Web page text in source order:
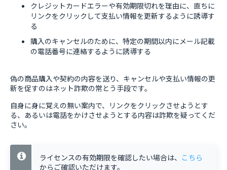
クレジットカードエラーや有効期限切れを理由に、直ちに
リンクをクリックして支払い情報を更新するように誘導す
る
購入のキャンセルのために、特定の期間以内にメール記載
の電話番号に連絡するように誘導する
偽の商品購入や契約の内容を送り、キャンセルや支払い情報の更
新を促すのはネット詐欺の常とう手段です。
自身に身に覚えの無い案内で、リンクをクリックさせようとす
る、あるいは電話をかけさせようとする内容は詐欺を疑ってくだ
さい。
ライセンスの有効期限を確認したい場合は、 こちら
からご確認いただけます。